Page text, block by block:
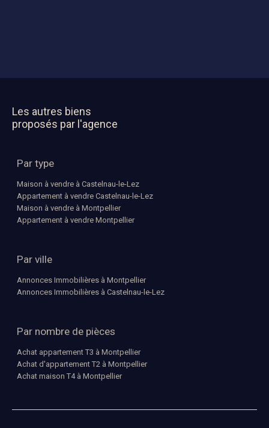
Les autres biens
proposés par l'agence
Par type
Maison à vendre à Castelnau-le-Lez
Appartement à vendre Castelnau-le-Lez
Maison à vendre à Montpellier
Appartement à vendre Montpellier
Par ville
Annonces Immobilières à Montpellier
Annonces Immobilières à Castelnau-le-Lez
Par nombre de pièces
Achat appartement T3 à Montpellier
Achat d'appartement T2 à Montpellier
Achat maison T4 à Montpellier